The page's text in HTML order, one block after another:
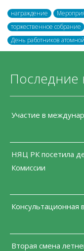
награждение
торжественное собрание
День работников
Последние
Участие в
НЯЦ РК посетила
Комиссии
Консультационная
Вторая смена